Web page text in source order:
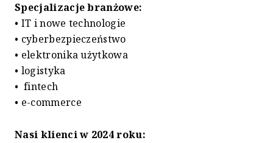
Specjalizacje branżowe:
• IT i nowe technologie
• cyberbezpieczeństwo
• elektronika użytkowa
• logistyka
• fintech
• e-commerce
Nasi klienci w 2024 roku: